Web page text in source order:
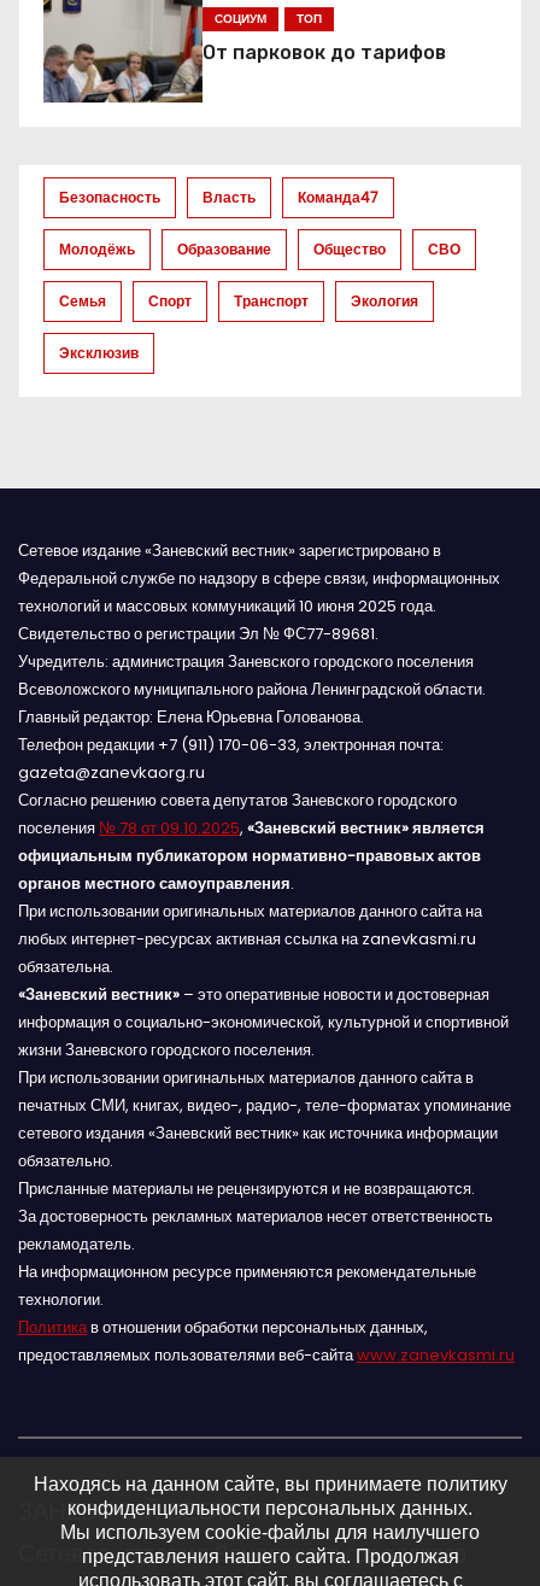
я
п
з
а
п
и
с
м
СОЦИУМ ТОП
От парковок до тарифов
Безопасность Власть Команда47
Молодёжь Образование Общество СВО
Семья Спорт Транспорт Экология
Эксклюзив
Сетевое издание «Заневский вестник» зарегистрировано в
Федеральной службе по надзору в сфере связи, информационных
технологий и массовых коммуникаций 10 июня 2025 года.
Свидетельство о регистрации Эл № ФС77-89681.
Учредитель: администрация Заневского городского поселения
Всеволожского муниципального района Ленинградской области.
Главный редактор: Елена Юрьевна Голованова.
Телефон редакции +7 (911) 170-06-33, электронная почта:
gazeta@zanevkaorg.ru
Согласно решению совета депутатов Заневского городского
поселения № 78 от 09.10.2025, «Заневский вестник» является
официальным публикатором нормативно-правовых актов
органов местного самоуправления.
При использовании оригинальных материалов данного сайта на
любых интернет-ресурсах активная ссылка на zanevkasmi.ru
обязательна.
«Заневский вестник» – это оперативные новости и достоверная
информация о социально-экономической, культурной и спортивной
жизни Заневского городского поселения.
При использовании оригинальных материалов данного сайта в
печатных СМИ, книгах, видео-, радио-, теле-форматах упоминание
сетевого издания «Заневский вестник» как источника информации
обязательно.
Присланные материалы не рецензируются и не возвращаются.
За достоверность рекламных материалов несет ответственность
рекламодатель.
На информационном ресурсе применяются рекомендательные
технологии.
Политикав отношении обработки персональных данных,
предоставляемых пользователями веб-сайтаwww.zanevkasmi.ru
ЗАНЕВСКИЙ ВЕСТНИК 16+
Сетевое издание Заневского городского
Находясь на данном сайте, вы принимаете политику
конфиденциальности персональных данных.
Мы используем cookie-файлы для наилучшего
представления нашего сайта. Продолжая
использовать этот сайт, вы соглашаетесь с